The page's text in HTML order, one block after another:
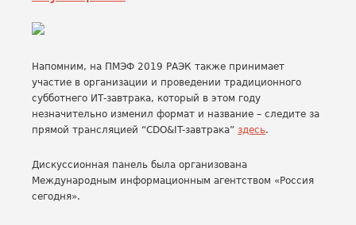
Напомним, на ПМЭФ 2019 РАЭК также принимает
участие в организации и проведении традиционного
субботнего ИТ-завтрака, который в этом году
незначительно изменил формат и название – следите за
прямой трансляцией “CDO&IT-завтрака” здесь.
Дискуссионная панель была организована
Международным информационным агентством «Россия
сегодня».